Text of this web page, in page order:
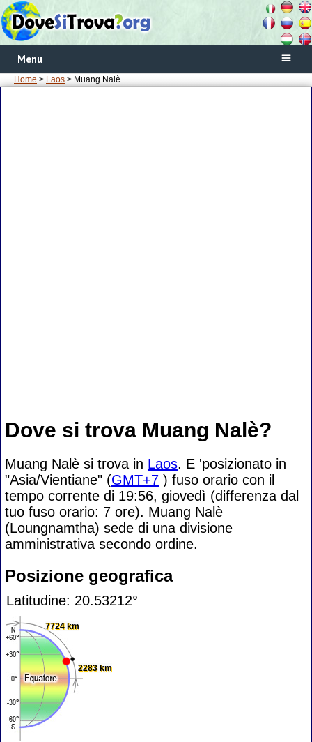
Menu
Home > Laos > Muang Nalè
Dove si trova Muang Nalè?
Muang Nalè si trova in Laos. E 'posizionato in
"Asia/Vientiane" (GMT+7 ) fuso orario con il
tempo corrente di 19:56, giovedì (differenza dal
tuo fuso orario: 7 ore). Muang Nalè
(Loungnamtha) sede di una divisione
amministrativa secondo ordine.
Posizione geografica
Latitudine: 20.53212°
7724 km
2283 km